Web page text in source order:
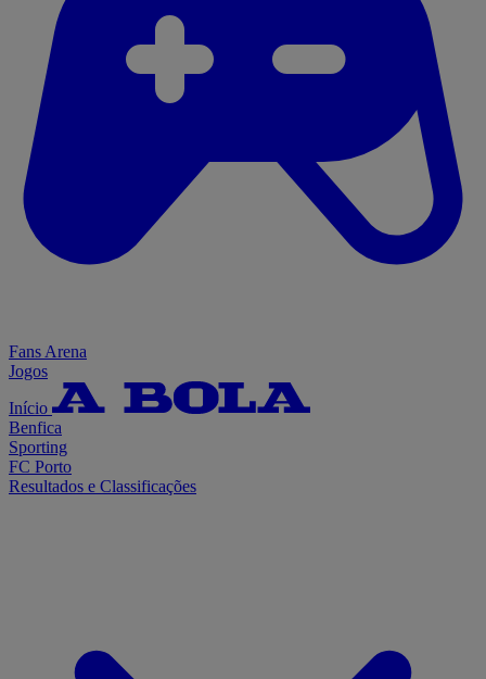
Fans Arena
Jogos
Início
Benfica
Sporting
FC Porto
Resultados e Classificações